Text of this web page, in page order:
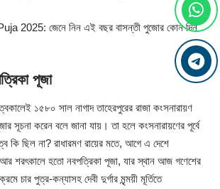
2025: জেনে নিন এই বছর বাসন্তী পুজোর কোন দিন
পূজা
১৫৮০ সাল নাগাদ তাহেরপুরের রাজা কংসনারায়ণ
সূচনা করেন বলে জানা যায়। তা হলে কংসনারায়ণের পূর্বে
কি ছিল না? রাধারমণ রায়ের মতে, আগে এ দেশে
শরৎকালে হতো নবপত্রিকা পূজা, যার স্থান আজ গণেশের
চার পুত্র-কন্যাসহ দেবী দুর্গার মৃন্ময়ী মূর্তিতে